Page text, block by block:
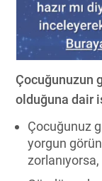
Çocuğunuzun
olduğuna dair
Çocuğunuz
yorgun
zorlanıyorsa,